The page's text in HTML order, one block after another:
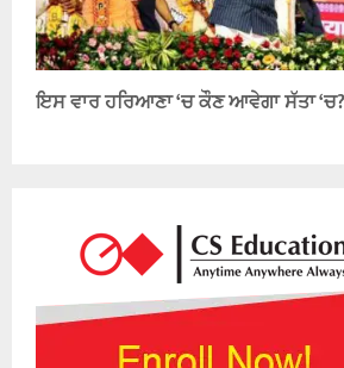
ਇਸ ਵਾਰ ਹਰਿਆਣਾ ‘ਚ ਕੌਣ ਆਵੇਗਾ ਸੱਤਾ ‘ਚ?